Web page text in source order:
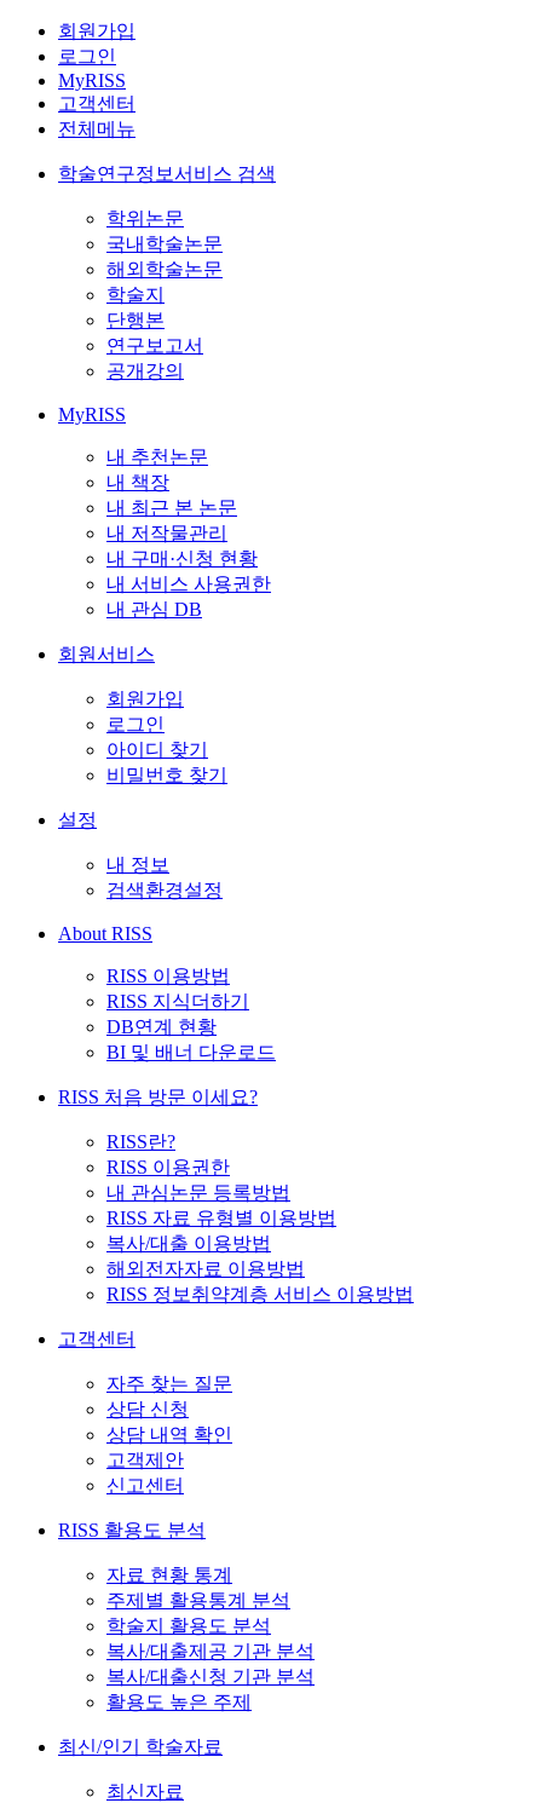
회원가입
로그인
MyRISS
고객센터
전체메뉴
학술연구정보서비스 검색
학위논문
국내학술논문
해외학술논문
학술지
단행본
연구보고서
공개강의
MyRISS
내 추천논문
내 책장
내 최근 본 논문
내 저작물관리
내 구매·신청 현황
내 서비스 사용권한
내 관심 DB
회원서비스
회원가입
로그인
아이디 찾기
비밀번호 찾기
설정
내 정보
검색환경설정
About RISS
RISS 이용방법
RISS 지식더하기
DB연계 현황
BI 및 배너 다운로드
RISS 처음 방문 이세요?
RISS란?
RISS 이용권한
내 관심논문 등록방법
RISS 자료 유형별 이용방법
복사/대출 이용방법
해외전자자료 이용방법
RISS 정보취약계층 서비스 이용방법
고객센터
자주 찾는 질문
상담 신청
상담 내역 확인
고객제안
신고센터
RISS 활용도 분석
자료 현황 통계
주제별 활용통계 분석
학술지 활용도 분석
복사/대출제공 기관 분석
복사/대출신청 기관 분석
활용도 높은 주제
최신/인기 학술자료
최신자료